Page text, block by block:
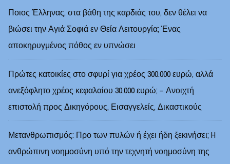
Ποιος Έλληνας, στα βάθη της καρδιάς του, δεν θέλει να
βιώσει την Αγιά Σοφιά εν Θεία Λειτουργία; Ένας
αποκηρυγμένος πόθος εν υπνώσει
Πρώτες κατοικίες στο σφυρί για χρέος 300.000 ευρώ, αλλά
ανεξόφλητο χρέος κεφαλαίου 30.000 ευρώ; – Ανοιχτή
επιστολή προς Δικηγόρους, Εισαγγελείς, Δικαστικούς
Μετανθρωπισμός: Προ των πυλών ή έχει ήδη ξεκινήσει; H
ανθρώπινη νοημοσύνη υπό την τεχνητή νοημοσύνη της